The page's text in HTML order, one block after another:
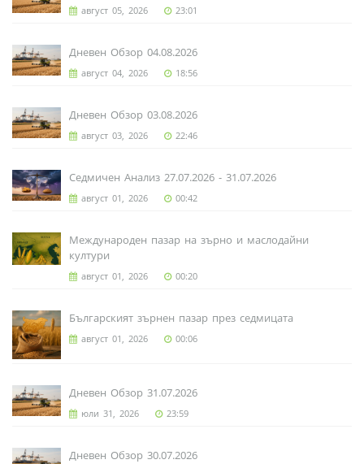
август 05, 2026 23:01
Дневен Обзор 04.08.2026
август 04, 2026 18:56
Дневен Обзор 03.08.2026
август 03, 2026 22:46
Седмичен Анализ 27.07.2026 - 31.07.2026
август 01, 2026 00:42
Международен пазар на зърно и маслодайни
култури
август 01, 2026 00:20
Българският зърнен пазар през седмицата
август 01, 2026 00:06
Дневен Обзор 31.07.2026
юли 31, 2026 23:59
Дневен Обзор 30.07.2026